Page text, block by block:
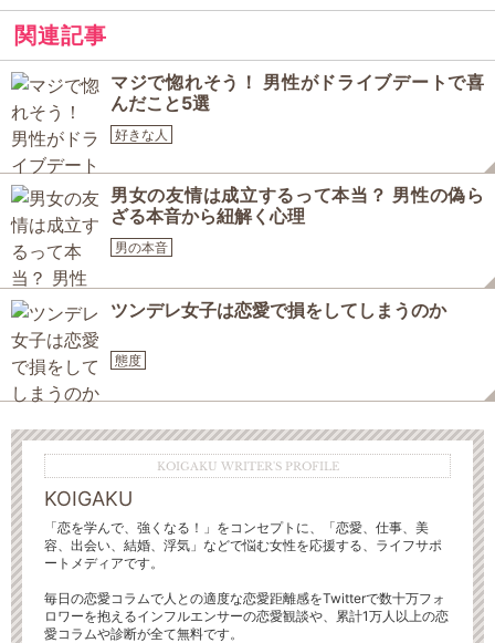
関連記事
マジで惚れそう！ 男性がドライブデートで喜
んだこと5選
好きな人
男女の友情は成立するって本当？ 男性の偽ら
ざる本音から紐解く心理
男の本音
ツンデレ女子は恋愛で損をしてしまうのか
態度
KOIGAKU WRITER'S PROFILE
KOIGAKU
「恋を学んで、強くなる！」をコンセプトに、「恋愛、仕事、美
容、出会い、結婚、浮気」などで悩む女性を応援する、ライフサポ
ートメディアです。
毎日の恋愛コラムで人との適度な恋愛距離感をTwitterで数十万フォ
ロワーを抱えるインフルエンサーの恋愛観談や、累計1万人以上の恋
愛コラムや診断が全て無料です。